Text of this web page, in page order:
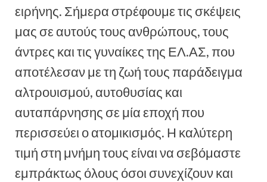
ειρήνης. Σήμερα στρέφουμε τις σκέψεις
μας σε αυτούς τους ανθρώπους, τους
άντρες και τις γυναίκες της ΕΛ.ΑΣ, που
αποτέλεσαν με τη ζωή τους παράδειγμα
αλτρουισμού, αυτοθυσίας και
αυταπάρνησης σε μία εποχή που
περισσεύει ο ατομικισμός. Η καλύτερη
τιμή στη μνήμη τους είναι να σεβόμαστε
εμπράκτως όλους όσοι συνεχίζουν και